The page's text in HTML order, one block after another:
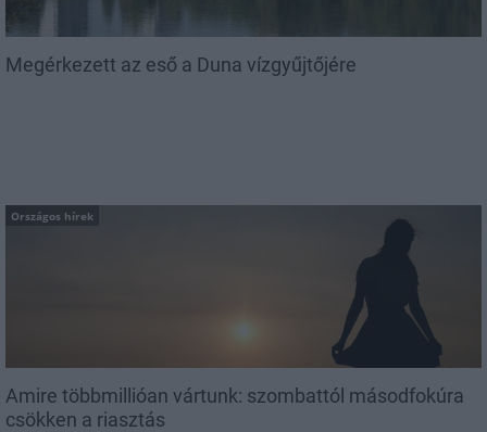
Megérkezett az eső a Duna vízgyűjtőjére
Országos hírek
Amire többmillióan vártunk: szombattól másodfokúra
csökken a riasztás